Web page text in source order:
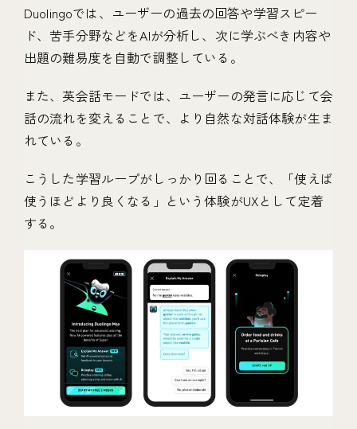
Duolingoでは、ユーザーの過去の回答や学習スピー
ド、苦手分野などをAIが分析し、次に学ぶべき内容や
出題の難易度を自動で調整している。
また、英会話モードでは、ユーザーの発言に応じて会
話の流れを変えることで、より自然な対話体験が生ま
れている。
こうした学習ループがしっかり回ることで、「使えば
使うほどより良くなる」という体験がUXとして定着
する。